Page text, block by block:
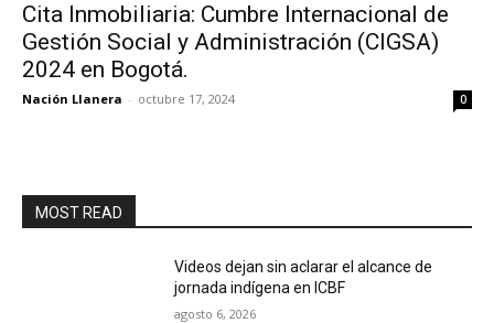
Cita Inmobiliaria: Cumbre Internacional de
Gestión Social y Administración (CIGSA)
2024 en Bogotá.
Nación Llanera - octubre 17, 2024 0
MOST READ
Videos dejan sin aclarar el alcance de
jornada indígena en ICBF
agosto 6, 2026